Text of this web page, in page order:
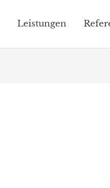
Leistungen